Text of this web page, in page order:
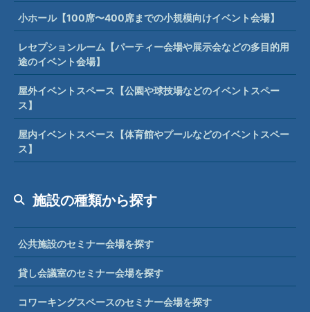
小ホール【100席〜400席までの小規模向けイベント会場】
レセプションルーム【パーティー会場や展示会などの多目的用
途のイベント会場】
屋外イベントスペース【公園や球技場などのイベントスペー
ス】
屋内イベントスペース【体育館やプールなどのイベントスペー
ス】
施設の種類から探す
公共施設のセミナー会場を探す
貸し会議室のセミナー会場を探す
コワーキングスペースのセミナー会場を探す